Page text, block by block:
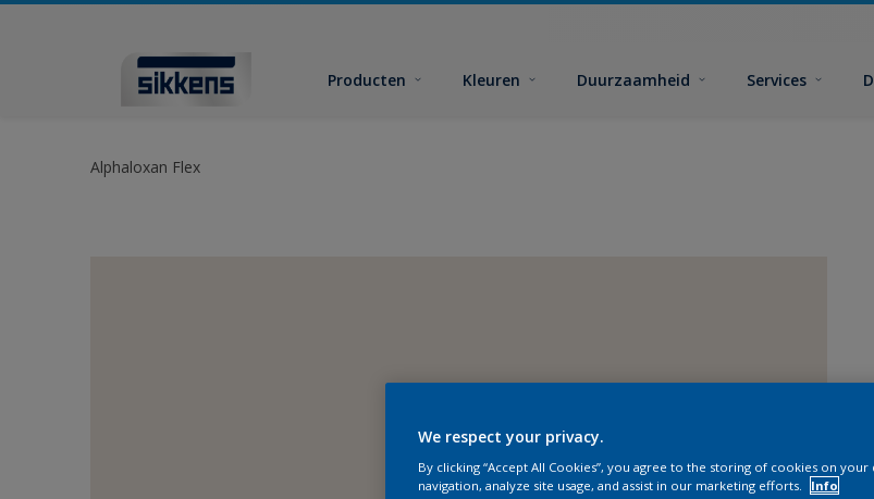
Producten Kleuren Duurzaamheid Services
Alphaloxan Flex
We respect your privacy.
By clicking “Accept All Cookies”, you agree to the storing of cookies on
navigation, analyze site usage, and assist in our marketing efforts.
Info